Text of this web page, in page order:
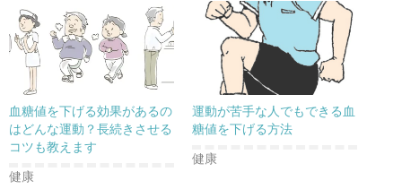
r
で
共
有
新
し
い
ウ
ィ
ン
ド
ウ
開
き
す
る
に
は
ク
リ
ッ
ク
て
く
だ
さ
い
+
で
共
有
新
し
ウ
ィ
ン
ド
血糖値を下げる効果があるの
はどんな運動？長続きさせる
コツも教えます
健康
運動が苦手な人でもできる血
糖値を下げる方法
健康